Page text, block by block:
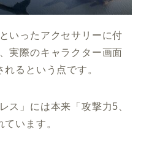
いったアクセサリーに付
実際のキャラクター画面
るという点です。
ス」には本来「攻撃力5、
います。